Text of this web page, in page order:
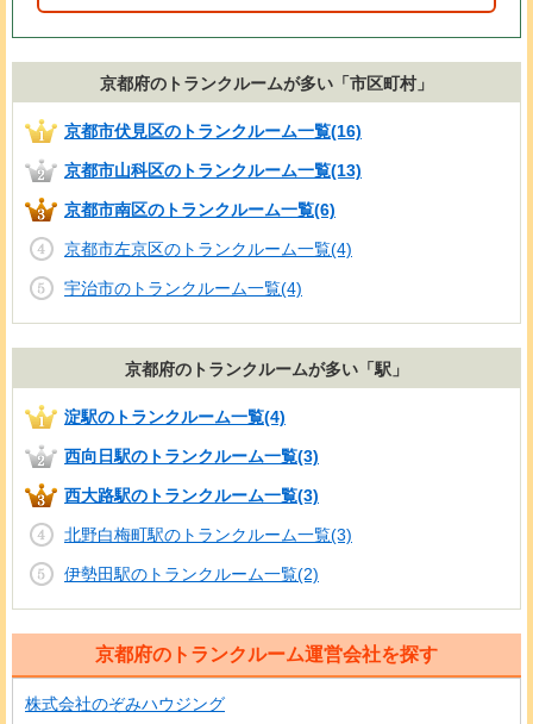
京都府のトランクルームが多い「市区町村」
京都市伏見区のトランクルーム一覧(16)
京都市山科区のトランクルーム一覧(13)
京都市南区のトランクルーム一覧(6)
京都市左京区のトランクルーム一覧(4)
宇治市のトランクルーム一覧(4)
京都府のトランクルームが多い「駅」
淀駅のトランクルーム一覧(4)
西向日駅のトランクルーム一覧(3)
西大路駅のトランクルーム一覧(3)
北野白梅町駅のトランクルーム一覧(3)
伊勢田駅のトランクルーム一覧(2)
京都府のトランクルーム運営会社を探す
株式会社のぞみハウジング